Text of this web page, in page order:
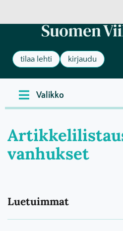
tilaa lehti kirjaudu
vanhukset
Luetuimmat